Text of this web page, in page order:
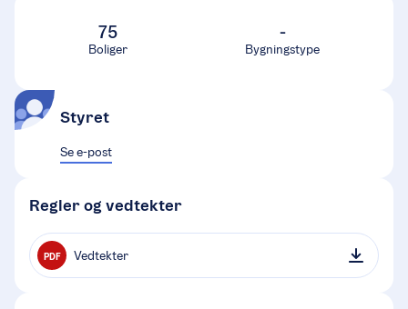
75
Boliger
-
Bygningstype
Styret
Se e-post
Regler og vedtekter
PDF Vedtekter